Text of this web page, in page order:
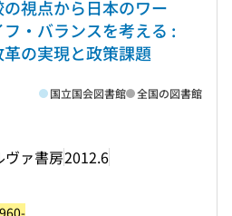
視点から日本のワー
・バランスを考える :
の実現と政策課題
ヴァ書房2012.6
国立国会図書館 全国の図書館